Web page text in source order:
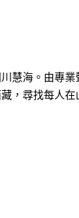
慧海。由專
，尋找每人在